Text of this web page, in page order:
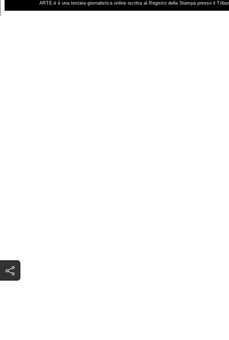
ARTE.it è una testata giornalistica online iscritta al Registro della Stampa presso il